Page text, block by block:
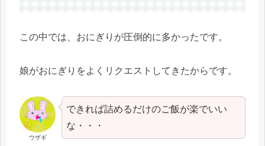
この中では、おにぎりが圧倒的に多かったです。
娘がおにぎりをよくリクエストしてきたからです。
ウザギ
できれば詰めるだけのご飯が楽でいい
な・・・